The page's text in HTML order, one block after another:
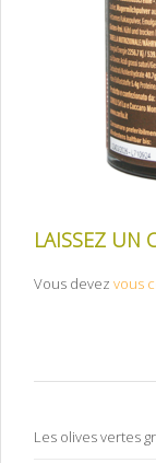
LAISSEZ UN
Vous devez vous
Les olives vertes